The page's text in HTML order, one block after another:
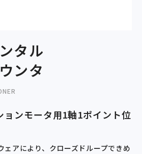
タル
ンタ
ョンモータ用1軸1ポイント位
ェアにより、クローズドループできめ